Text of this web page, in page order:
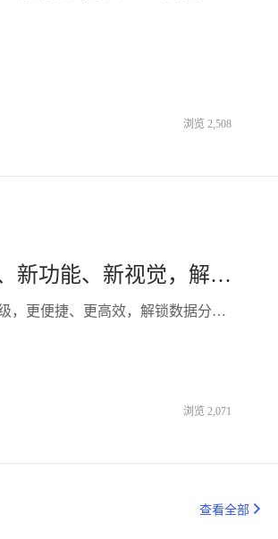
浏览 2,508
炼丹炉大数据再度升级，新页面、新功能、新视觉，解锁全新体验！-杭州知衣科技
全新升级💥💥展示逻辑、AI推荐、UI视觉全面升级，更便捷、更高效，解锁数据分析新体验
浏览 2,071
查看全部